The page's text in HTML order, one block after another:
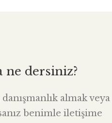
ne dersiniz?
almak veya
benimle iletişime